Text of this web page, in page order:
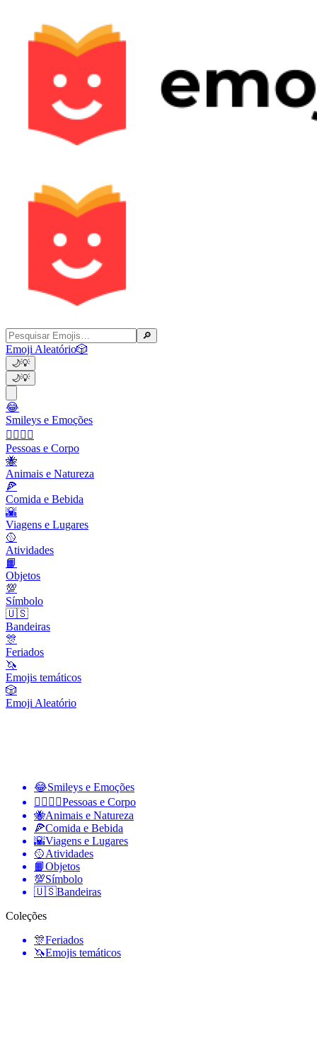
🔎
Emoji Aleatório🎲
🌙💡
🌙💡
😂
Smileys e Emoções
👩‍❤️‍💋‍👨
Pessoas e Corpo
🐝
Animais e Natureza
🍕
Comida e Bebida
🌇
Viagens e Lugares
🥎
Atividades
📙
Objetos
💯
Símbolo
🇺🇸
Bandeiras
🎊
Feriados
🦄
Emojis temáticos
🎲
Emoji Aleatório
😂Smileys e Emoções
👩‍❤️‍💋‍👨Pessoas e Corpo
🐝Animais e Natureza
🍕Comida e Bebida
🌇Viagens e Lugares
🥎Atividades
📙Objetos
💯Símbolo
🇺🇸Bandeiras
Coleções
🎊Feriados
🦄Emojis temáticos